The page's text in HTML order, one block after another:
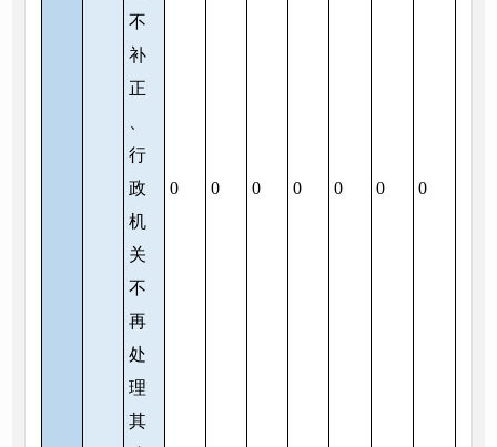
不
补
正
行
政
机
关
不
再
处
理
其
0 0 0 0 0 0 0